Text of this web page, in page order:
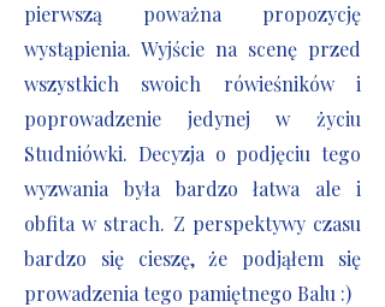
pierwszą poważna propozycję
wystąpienia. Wyjście na scenę przed
wszystkich swoich rówieśników i
poprowadzenie jedynej w życiu
Studniówki. Decyzja o podjęciu tego
wyzwania była bardzo łatwa ale i
obfita w strach. Z perspektywy czasu
bardzo się cieszę, że podjąłem się
prowadzenia tego pamiętnego Balu :)